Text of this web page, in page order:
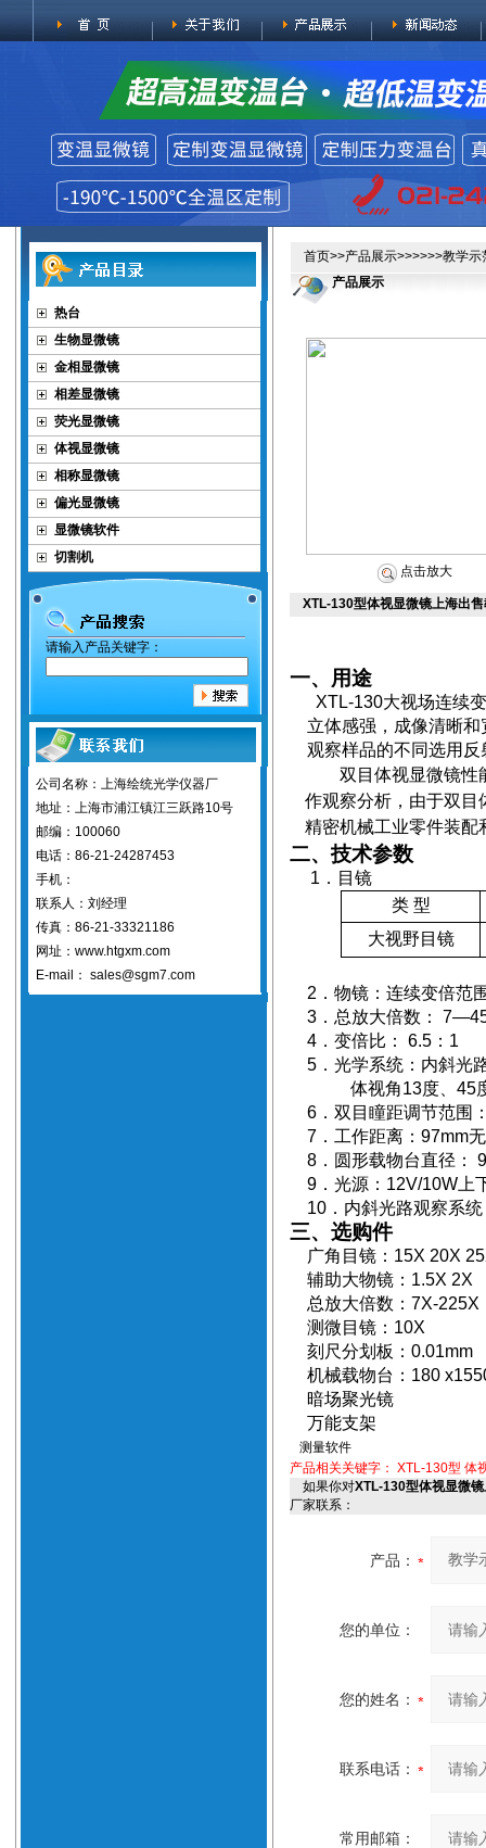
热台
生物显微镜
金相显微镜
相差显微镜
荧光显微镜
体视显微镜
相称显微镜
偏光显微镜
显微镜软件
切割机
请输入产品关键字：
公司名称：上海绘统光学仪器厂
地址：上海市浦江镇江三跃路10号
邮编：100060
电话：86-21-24287453
手机：
联系人：刘经理
传真：86-21-33321186
网址：www.htgxm.com
E-mail： sales@sgm7.com
首页>>产品展示>>>>>>教学示
产品展示
点击放大
XTL-130型体视显微镜上海出
一、用途
XTL-130大视场连续
立体感强，成像清晰
观察样品的不同选用
双目体视显微镜性
作观察分析，由于双目
精密机械工业零件装配
二、技术参数
1 ．目镜
类 型
大视野目镜
2 ．物镜： 连续变倍范
3 ．总放大倍数 ： 7—
4 ．变倍比 ： 6.5 ： 1
5 ．光学系统：内斜光
体视角13度、 45
6 ．双目瞳距调节范围
7 ． 工作距离： 97mm
8 ．圆形载物台直径 ：
9 ．光源 ： 12V/10W
10 ．内斜光路观察系
三、选购件
广角目镜： 15X 20X
辅助大物镜： 1.5X 2X
总放大倍数： 7X-225X
测微目镜： 10X
刻尺分划板： 0.01mm
机械载物台： 180
暗场聚光镜
万能支架
测量软件
产品相关关键字： XTL-130型 体
如果你对XTL-130型体视显微
厂家联系：
产品：
您的单位：
您的姓名：
联系电话：
常用邮箱：